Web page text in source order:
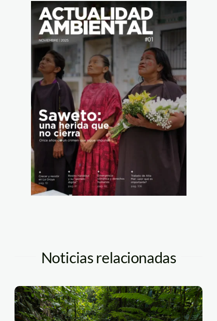
Noticias relacionadas